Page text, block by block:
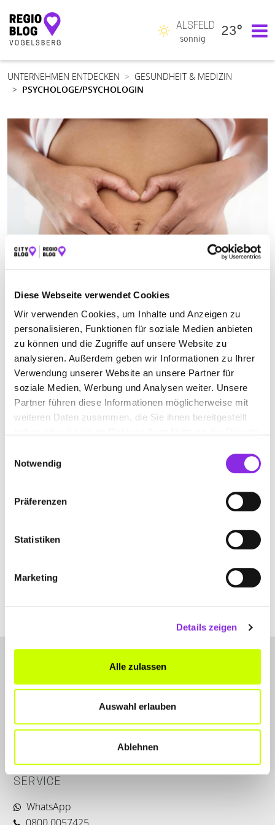
Diese Webseite verwendet Cookies
Wir verwenden Cookies, um Inhalte und Anzeigen zu
personalisieren, Funktionen für soziale Medien anbieten
zu können und die Zugriffe auf unsere Website zu
analysieren. Außerdem geben wir Informationen zu Ihrer
Verwendung unserer Website an unsere Partner für
soziale Medien, Werbung und Analysen weiter. Unsere
Partner führen diese Informationen möglicherweise mit
weiteren Daten zusammen, die Sie ihnen bereitgestellt
Notwendig
Präferenzen
Statistiken
Marketing
Details zeigen
Alle zulassen
Auswahl erlauben
Ablehnen
Hauptnavigation
ALSFELD
sonnig
23°
UNTERNEHMEN ENTDECKEN
GESUNDHEIT & MEDIZIN
PSYCHOLOGE/PSYCHOLOGIN
PSYCHOLOGE/PSYCHOLOGIN
Suchen nach
Finden
ELKE GÄRTNER DIPL.-PSYCH. –
An der Kirche 2
| 36341 Lauterbach (Hessen) DE
Kontakt
SERVICE
WhatsApp